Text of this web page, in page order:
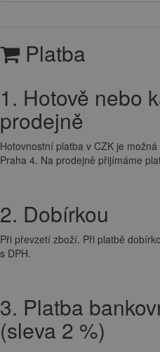
Platba
1. Hotově nebo
prodejně
Hotovnostní platba v CZK je
Praha 4. Na prodejně přijímáme
2. Dobírkou
Při převzetí zboží. Při platbě
s DPH.
3. Platba
(sleva 2 %)